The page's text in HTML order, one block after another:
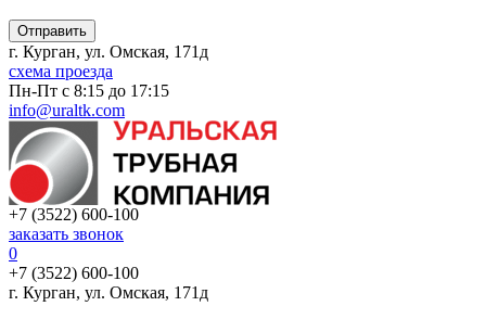
г. Курган, ул. Омская, 171д
схема проезда
Пн-Пт с 8:15 до 17:15
info@uraltk.com
+7 (3522) 600-100
заказать звонок
0
+7 (3522) 600-100
г. Курган, ул. Омская, 171д